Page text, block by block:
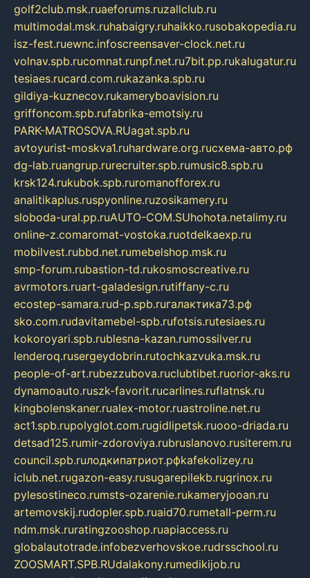
golf2club.msk.ruaeforums.ruzallclub.ru
multimodal.msk.ruhabaigry.ruhaikko.rusobakopedia.ru
isz-fest.ruewnc.infoscreensaver-clock.net.ru
volnav.spb.rucomnat.runpf.net.ru7bit.pp.rukalugatur.ru
tesiaes.rucard.com.rukazanka.spb.ru
gildiya-kuznecov.rukameryboavision.ru
griffoncom.spb.rufabrika-emotsiy.ru
PARK-MATROSOVA.RUagat.spb.ru
avtoyurist-moskva1.ruhardware.org.ruсхема-авто.рф
dg-lab.ruangrup.rurecruiter.spb.rumusic8.spb.ru
krsk124.rukubok.spb.ruromanofforex.ru
analitikaplus.ruspyonline.ruzosikamery.ru
sloboda-ural.pp.ruAUTO-COM.SUhohota.netalimy.ru
online-z.comaromat-vostoka.ruotdelkaexp.ru
mobilvest.rubbd.net.rumebelshop.msk.ru
smp-forum.rubastion-td.rukosmoscreative.ru
avrmotors.ruart-galadesign.rutiffany-c.ru
ecostep-samara.rud-p.spb.ruгалактика73.рф
sko.com.rudavitamebel-spb.rufotsis.rutesiaes.ru
kokoroyari.spb.rublesna-kazan.rumossilver.ru
lenderoq.rusergeydobrin.rutochkazvuka.msk.ru
people-of-art.rubezzubova.ruclubtibet.ruorior-aks.ru
dynamoauto.ruszk-favorit.rucarlines.ruflatnsk.ru
kingbolenskaner.rualex-motor.ruastroline.net.ru
act1.spb.rupolyglot.com.rugidlipetsk.ruooo-driada.ru
detsad125.rumir-zdoroviya.rubruslanovo.rusiterem.ru
council.spb.ruлодкипатриот.рфkafekolizey.ru
iclub.net.rugazon-easy.rusugarepilekb.rugrinox.ru
pylesostineco.rumsts-ozarenie.rukameryjooan.ru
artemovskij.rudopler.spb.ruaid70.rumetall-perm.ru
ndm.msk.ruratingzooshop.ruapiaccess.ru
globalautotrade.infobezverhovskoe.rudrsschool.ru
ZOOSMART.SPB.RUdalakony.rumedikijob.ru